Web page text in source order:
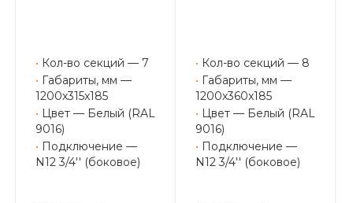
• Кол-во секций — 7
• Габариты, мм —
1200x315x185
• Цвет — Белый (RAL
9016)
• Подключение —
N12 3/4'' (боковое)
• Кол-во секций — 8
• Габариты, мм —
1200x360x185
• Цвет — Белый (RAL
9016)
• Подключение —
N12 3/4'' (боковое)